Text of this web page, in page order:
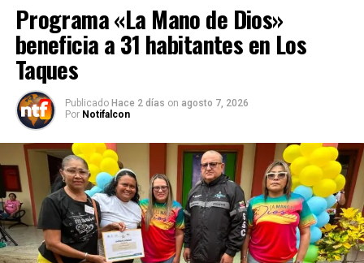
Programa «La Mano de Dios»
beneficia a 31 habitantes en Los
Taques
Publicado Hace 2 días on agosto 7, 2026
Por Notifalcon